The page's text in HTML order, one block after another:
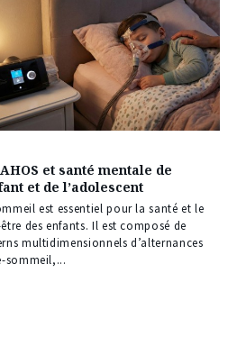
et santé mentale de
et de l’adolescent
est essentiel pour la santé et le
des enfants. Il est composé de
multidimensionnels d’alternances
sommeil,...